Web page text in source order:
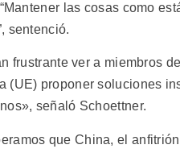
las cosas como
sentenció.
frustrante ver a miembros
(UE) proponer soluciones
señaló Schoettner.
que China, el